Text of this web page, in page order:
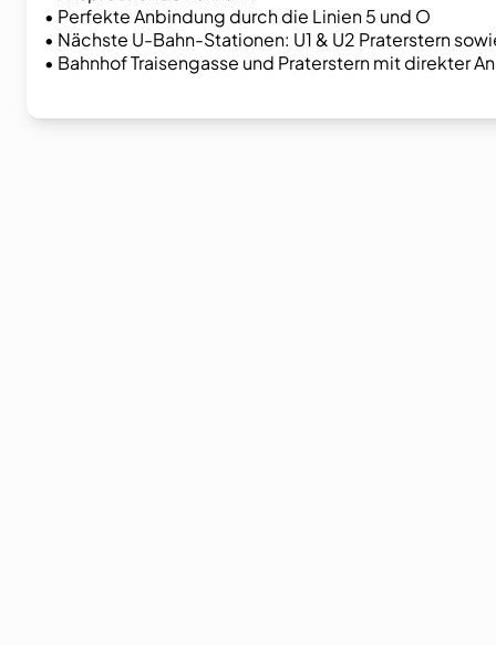
• Perfekte Anbindung durch die Linien 5 und O
• Nächste U-Bahn-Stationen: U1 & U2 Praterstern
• Bahnhof Traisengasse und Praterstern mit direkter